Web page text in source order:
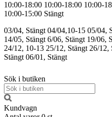
10:00-18:00 10:00-18:00 10:00-
10:00-15:00 Stängt
03/04, Stängt 04/04,10-15 05/04,
14/05, Stängt 6/06, Stängt 19/06,
24/12, 10-13 25/12, Stängt 26/12,
Stängt 06/01, Stängt
Sök i butiken
Kundvagn